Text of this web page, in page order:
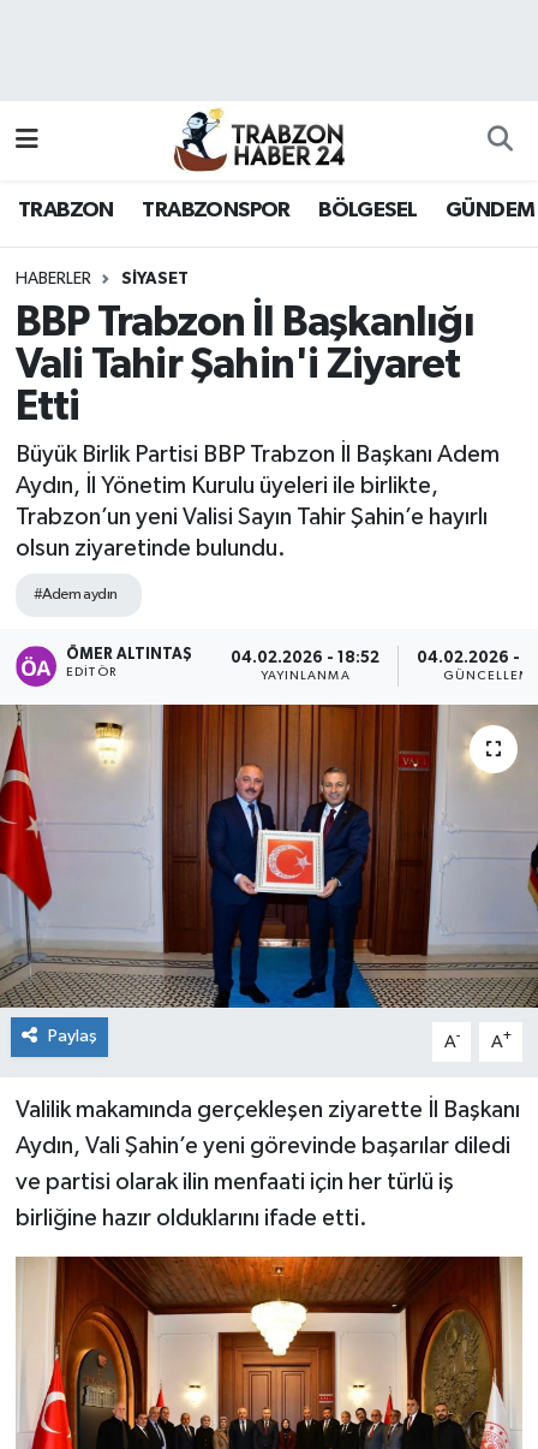
TRABZON TRABZONSPOR BÖLGESEL GÜNDEM
HABERLER SİYASET
BBP Trabzon İl Başkanlığı
Vali Tahir Şahin'i Ziyaret
Etti
Büyük Birlik Partisi BBP Trabzon İl Başkanı Adem
Aydın, İl Yönetim Kurulu üyeleri ile birlikte,
Trabzon’un yeni Valisi Sayın Tahir Şahin’e hayırlı
olsun ziyaretinde bulundu.
#Adem aydın
ÖMER ALTINTAŞ
EDITÖR
04.02.2026 - 18:52
YAYINLANMA
04.02.2026 -
Paylaş A- A+
Valilik makamında gerçekleşen ziyarette İl Başkanı
Aydın, Vali Şahin’e yeni görevinde başarılar diledi
ve partisi olarak ilin menfaati için her türlü iş
birliğine hazır olduklarını ifade etti.
Hava Durumu
Namaz Vakitleri
Trafik Durumu
Süper Lig Puan Durumu ve Fikstür
Tüm Manşetler
Son Dakika Haberleri
Haber Arşivi